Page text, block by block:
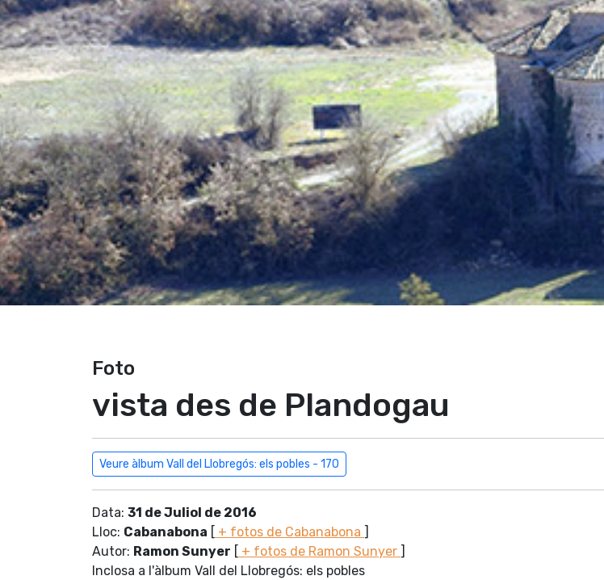
Foto
vista des de Plandogau
Veure àlbum Vall del Llobregós: els pobles - 170
Data: 31 de Juliol de 2016
Lloc: Cabanabona [ + fotos de Cabanabona ]
Autor: Ramon Sunyer [ + fotos de Ramon Sunyer ]
Inclosa a l'àlbum Vall del Llobregós: els pobles